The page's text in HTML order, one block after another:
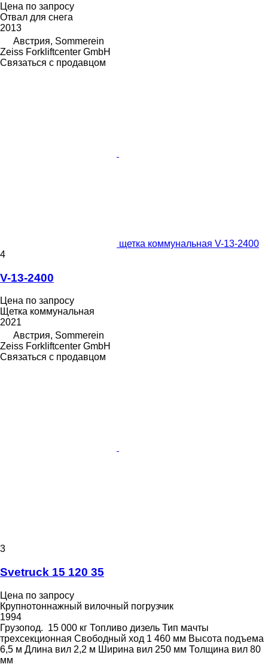
Цена по запросу
Отвал для снега
2013
Австрия, Sommerein
Zeiss Forkliftcenter GmbH
Связаться с продавцом
щетка коммунальная V-13-2400
4
V-13-2400
Цена по запросу
Щетка коммунальная
2021
Австрия, Sommerein
Zeiss Forkliftcenter GmbH
Связаться с продавцом
3
Svetruck 15 120 35
Цена по запросу
Крупнотоннажный вилочный погрузчик
1994
Грузопод. 15 000 кг Топливо дизель Тип мачты
трехсекционная Свободный ход 1 460 мм Высота подъема
6,5 м Длина вил 2,2 м Ширина вил 250 мм Толщина вил 80
мм